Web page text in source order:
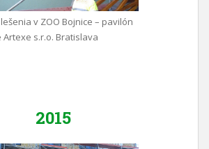
v ZOO Bojnice – pavilón
Artexe s.r.o. Bratislava
2015